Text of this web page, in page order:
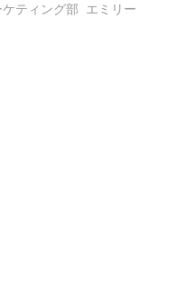
ケティング部 エミリー